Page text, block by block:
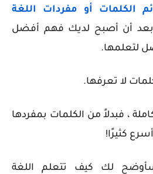
الكلمات أو مفردات اللغة
بعد أن أصبح لديك فهم أفضل
لتعلمها.
لا تعرفها.
، فبدلاً من الكلمات بمفردها
كثيرًا!
لك كيف تتعلم اللغة